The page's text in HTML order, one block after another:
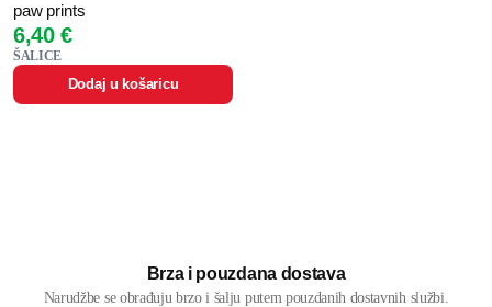
paw prints
6,40 €
ŠALICE
Dodaj u košaricu
Brza i pouzdana dostava
Narudžbe se obrađuju brzo i šalju putem pouzdanih dostavnih službi.